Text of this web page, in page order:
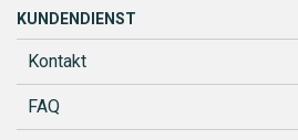
KUNDENDIENST
Kontakt
FAQ